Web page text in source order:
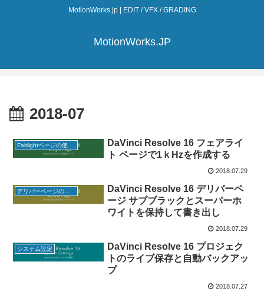
MotionWorks.jp | EDIT / VFX / GRADING
MotionWorks.JP
2018-07
Fairlightページの使い方
DaVinci Resolve 16 フェアライ
ト ページで1ｋHzを作成する
2018.07.29
デリバーページの使い方
DaVinci Resolve 16 デリバーペ
ージ サブブラックとスーパーホ
ワイトを保持して書き出し
2018.07.29
システム設定
DaVinci Resolve 16 プロジェク
トのライブ保存と自動バックアッ
プ
2018.07.27